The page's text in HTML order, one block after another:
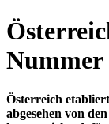
Nummer
Österreich
abgesehen von